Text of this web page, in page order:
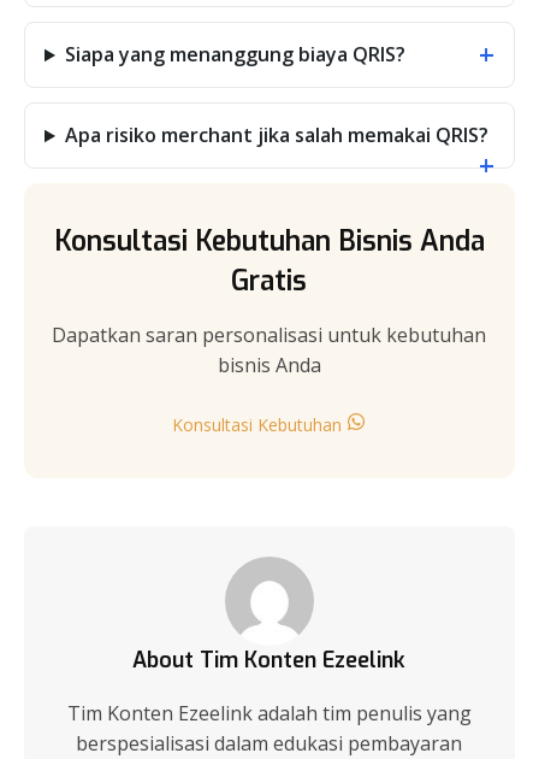
Siapa yang menanggung biaya QRIS? +
Apa risiko merchant jika salah memakai QRIS?
+
Konsultasi Kebutuhan Bisnis Anda
Gratis
Dapatkan saran personalisasi untuk kebutuhan
bisnis Anda
Konsultasi Kebutuhan
About Tim Konten Ezeelink
Tim Konten Ezeelink adalah tim penulis yang
berspesialisasi dalam edukasi pembayaran